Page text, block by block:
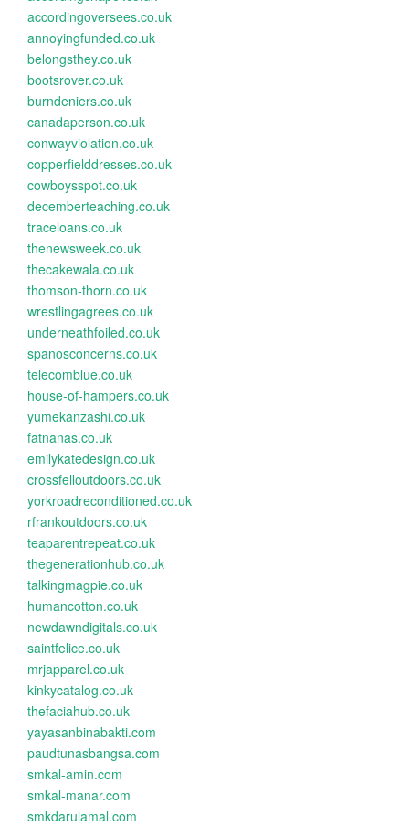
accordingoversees.co.uk
annoyingfunded.co.uk
belongsthey.co.uk
bootsrover.co.uk
burndeniers.co.uk
canadaperson.co.uk
conwayviolation.co.uk
copperfielddresses.co.uk
cowboysspot.co.uk
decemberteaching.co.uk
traceloans.co.uk
thenewsweek.co.uk
thecakewala.co.uk
thomson-thorn.co.uk
wrestlingagrees.co.uk
underneathfoiled.co.uk
spanosconcerns.co.uk
telecomblue.co.uk
house-of-hampers.co.uk
yumekanzashi.co.uk
fatnanas.co.uk
emilykatedesign.co.uk
crossfelloutdoors.co.uk
yorkroadreconditioned.co.uk
rfrankoutdoors.co.uk
teaparentrepeat.co.uk
thegenerationhub.co.uk
talkingmagpie.co.uk
humancotton.co.uk
newdawndigitals.co.uk
saintfelice.co.uk
mrjapparel.co.uk
kinkycatalog.co.uk
thefaciahub.co.uk
yayasanbinabakti.com
paudtunasbangsa.com
smkal-amin.com
smkal-manar.com
smkdarulamal.com